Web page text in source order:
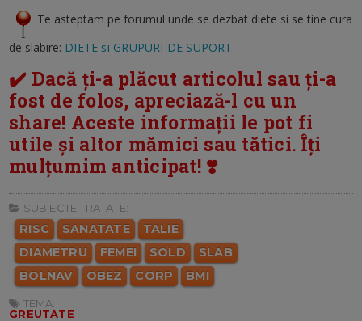
Te asteptam pe forumul unde se dezbat diete si se tine cura
de slabire: DIETE si GRUPURI DE SUPORT.
✔️ Dacă ți-a plăcut articolul sau ți-a
fost de folos, apreciază-l cu un
share! Aceste informații le pot fi
utile și altor mămici sau tătici. Îți
mulțumim anticipat! ❣️
SUBIECTE TRATATE:
RISC SANATATE
TALIE
DIAMETRU
FEMEI SOLD
SLAB
BOLNAV
OBEZ CORP BMI
TEMA:
GREUTATE